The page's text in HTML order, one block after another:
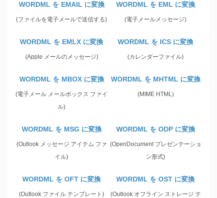
WORDML を EMAIL に変換
(ファイルを電子メールで送信する)
WORDML を EML に変換
(電子メールメッセージ)
WORDML を EMLX に変換
(Apple メールのメッセージ)
WORDML を ICS に変換
(カレンダーファイル)
WORDML を MBOX に変換
(電子メール メールボックス ファイ
ル)
WORDML を MHTML に変換
(MIME HTML)
WORDML を MSG に変換
(Outlook メッセージ アイテム ファ
イル)
WORDML を ODP に変換
(OpenDocument プレゼンテーショ
ン形式)
WORDML を OFT に変換
(Outlook ファイル テンプレート)
WORDML を OST に変換
(Outlook オフライン ストレージ テ